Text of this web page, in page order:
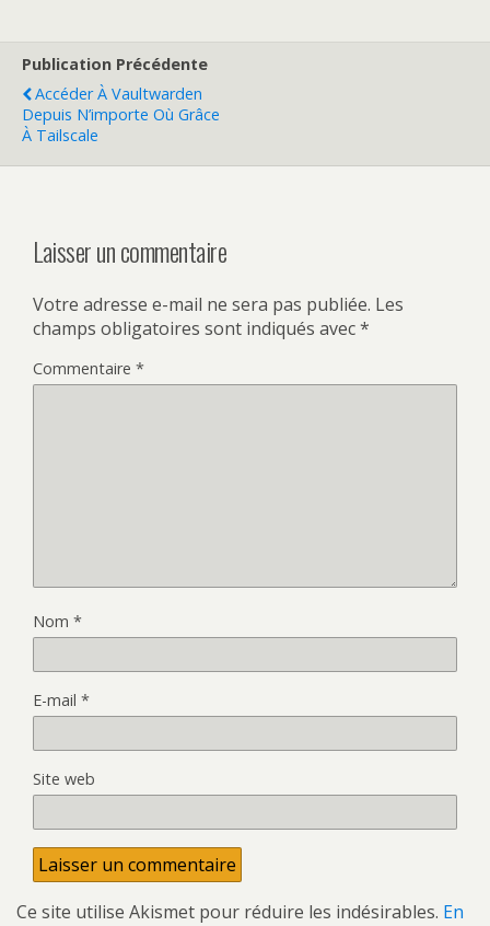
Publication Précédente
Accéder À Vaultwarden
Depuis N’importe Où Grâce
À Tailscale
Laisser un commentaire
Votre adresse e-mail ne sera pas publiée. Les
champs obligatoires sont indiqués avec*
Commentaire *
Nom *
E-mail *
Site web
Ce site utilise Akismet pour réduire les indésirables. En